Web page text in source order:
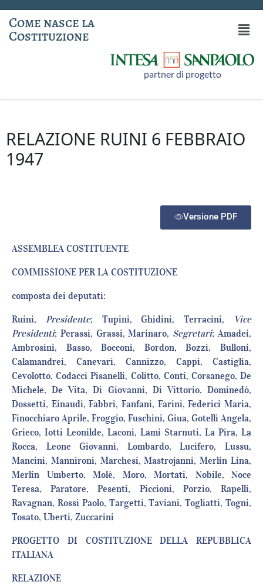
Come nasce la
Costituzione
partner di progetto
RELAZIONE RUINI 6 FEBBRAIO
1947
Versione PDF
ASSEMBLEA COSTITUENTE
COMMISSIONE PER LA COSTITUZIONE
composta dei deputati:
Ruini, Presidente; Tupini, Ghidini, Terracini, Vice
Presidenti; Perassi, Grassi, Marinaro, Segretari; Amadei,
Ambrosini, Basso, Bocconi, Bordon, Bozzi, Bulloni,
Calamandrei, Canevari, Cannizzo, Cappi, Castiglia,
Cevolotto, Codacci Pisanelli, Colitto, Conti, Corsanego, De
Michele, De Vita, Di Giovanni, Di Vittorio, Dominedò,
Dossetti, Einaudi, Fabbri, Fanfani, Farini, Federici Maria,
Finocchiaro Aprile, Froggio, Fuschini, Giua, Gotelli Angela,
Grieco, Iotti Leonilde, Laconi, Lami Starnuti, La Pira, La
Rocca, Leone Giovanni, Lombardo, Lucifero, Lussu,
Mancini, Mannironi, Marchesi, Mastrojanni, Merlin Lina,
Merlin Umberto, Molè, Moro, Mortati, Nobile, Noce
Teresa, Paratore, Pesenti, Piccioni, Porzio, Rapelli,
Ravagnan, Rossi Paolo, Targetti, Taviani, Togliatti, Togni,
Tosato, Uberti, Zuccarini
PROGETTO DI COSTITUZIONE DELLA REPUBBLICA
ITALIANA
RELAZIONE